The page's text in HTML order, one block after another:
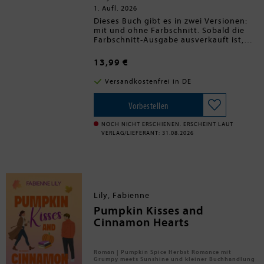
1. Aufl. 2026
Dieses Buch gibt es in zwei Versionen:
mit und ohne Farbschnitt. Sobald die
Farbschnitt-Ausgabe ausverkauft ist,
Farbschnitt aus.Nach einer
schmerzhaften Trennung kehrt Nia
Bennett in ihre Heimat Cinnamon Falls
zurück. Während sich die Kleinstadt auf
das alljährliche Herbstfest vorbereitet,
hofft Nia auf einen stillen Neuanfang.
Doch kurz vor dem Beginn der
Feierlichkeiten wird im örtlichen Diner
die Leiche der Besitzerin Rosie entdeckt.
Hinweis wird klarer: Hinter der
herbstlichen Idylle von Cinnamon Falls
verbergen sich dunkle Geheimnisse -
und der Täter ist noch längst nicht
fertig.
13,99 €
Versandkostenfrei in DE
Vorbestellen
NOCH NICHT ERSCHIENEN. ERSCHEINT LAUT
VERLAG/LIEFERANT: 31.08.2026
Lily, Fabienne
Pumpkin Kisses and
Cinnamon Hearts
Roman | Pumpkin Spice Herbst Romance mit
Grumpy meets Sunshine und kleiner Buchhandlung